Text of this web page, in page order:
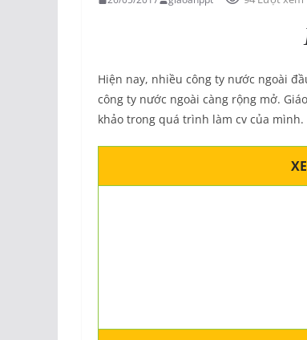
Hiện nay, nhiều công ty nước ngoài
công ty nước ngoài càng rộng mở.
khảo trong quá trình làm cv của